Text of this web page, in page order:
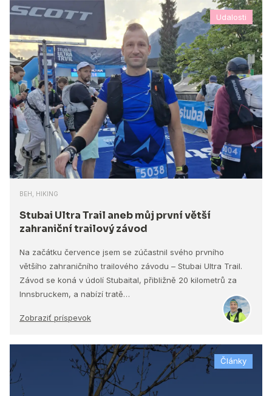
Udalosti
BEH, HIKING
Stubai Ultra Trail aneb můj první větší
zahraniční trailový závod
Na začátku července jsem se zúčastnil svého prvního
většího zahraničního trailového závodu – Stubai Ultra Trail.
Závod se koná v údolí Stubaital, přibližně 20 kilometrů za
Innsbruckem, a nabízí tratě…
Zobraziť príspevok
Články